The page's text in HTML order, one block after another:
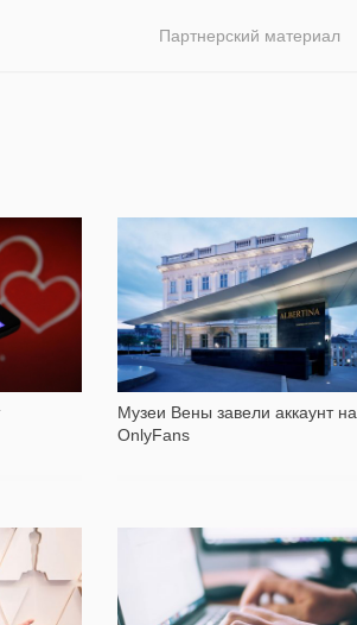
Партнерский материал
Музеи Вены завели аккаунт на
OnlyFans
437